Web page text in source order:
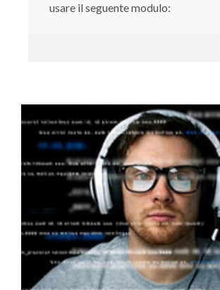
usare il seguente modulo: